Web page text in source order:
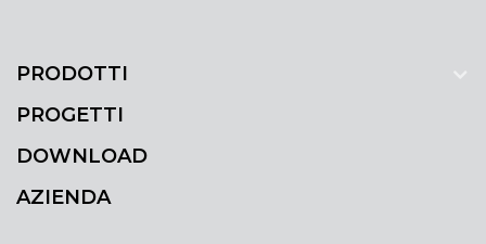
PRODOTTI
PROGETTI
DOWNLOAD
AZIENDA